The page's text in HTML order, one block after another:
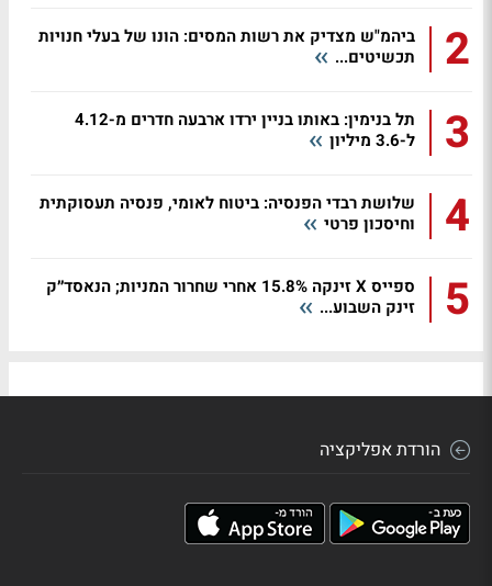
2
ביהמ"ש מצדיק את רשות המסים: הונו של בעלי חנויות
תכשיטים...
3
תל בנימין: באותו בניין ירדו ארבעה חדרים מ-4.12
ל-3.6 מיליון
4
שלושת רבדי הפנסיה: ביטוח לאומי, פנסיה תעסוקתית
וחיסכון פרטי
5
ספייס X זינקה 15.8% אחרי שחרור המניות; הנאסד״ק
זינק השבוע...
הורדת אפליקציה